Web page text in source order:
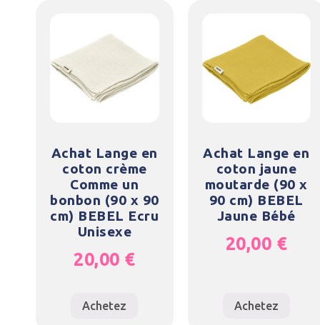
Achat Lange en
coton crème
Comme un
bonbon (90 x 90
cm) BEBEL Ecru
Unisexe
20,00 €
Achetez
Achat Lange en
coton jaune
moutarde (90 x
90 cm) BEBEL
Jaune Bébé
20,00 €
Achetez